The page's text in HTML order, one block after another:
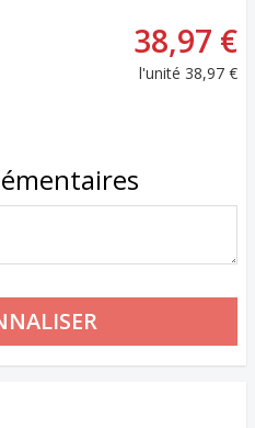
38,97 €
l'unité 38,97 €